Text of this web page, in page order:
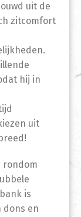
uit de
zitcomfort
hij in
uit
rondom
is
dons en